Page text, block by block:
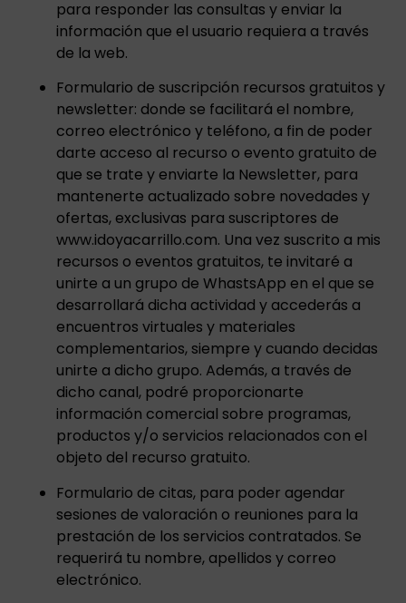
para responder las consultas y enviar la
información que el usuario requiera a través
de la web.
Formulario de suscripción recursos gratuitos y
newsletter: donde se facilitará el nombre,
correo electrónico y teléfono, a fin de poder
darte acceso al recurso o evento gratuito de
que se trate y enviarte la Newsletter, para
mantenerte actualizado sobre novedades y
ofertas, exclusivas para suscriptores de
www.idoyacarrillo.com. Una vez suscrito a mis
recursos o eventos gratuitos, te invitaré a
unirte a un grupo de WhastsApp en el que se
desarrollará dicha actividad y accederás a
encuentros virtuales y materiales
complementarios, siempre y cuando decidas
unirte a dicho grupo. Además, a través de
dicho canal, podré proporcionarte
información comercial sobre programas,
productos y/o servicios relacionados con el
objeto del recurso gratuito.
Formulario de citas, para poder agendar
sesiones de valoración o reuniones para la
prestación de los servicios contratados. Se
requerirá tu nombre, apellidos y correo
electrónico.